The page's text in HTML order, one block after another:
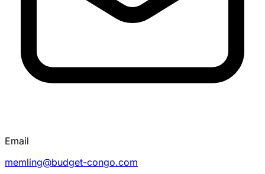
Email
memling@budget-congo.com